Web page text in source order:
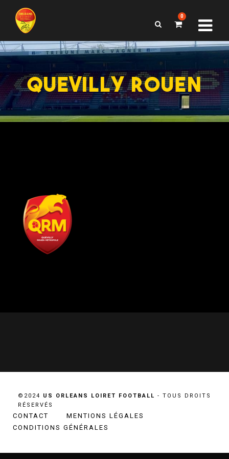
0
QUEVILLY ROUEN
©2024 US ORLEANS LOIRET FOOTBALL - TOUS DROITS
RÉSERVÉS
CONTACT
MENTIONS LÉGALES
CONDITIONS GÉNÉRALES